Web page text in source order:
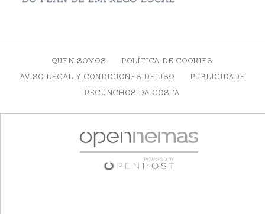
QUEN SOMOS
POLÍTICA DE COOKIES
AVISO LEGAL Y CONDICIONES DE USO
PUBLICIDADE
RECUNCHOS DA COSTA